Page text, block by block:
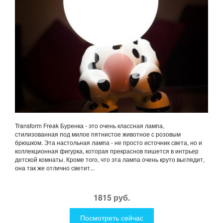
Transform Freak Буренка - это очень классная лампа,
стилизованная под милое пятнистое животное с розовым
брюшком. Эта настольная лампа - не просто источник света, но и
коллекционная фигурка, которая прекраснов пишется в интрьер
детской комнаты. Кроме того, что эта лампа очень круто выглядит,
она так же отлично светит...
1815 руб.
Посмотреть сейчас